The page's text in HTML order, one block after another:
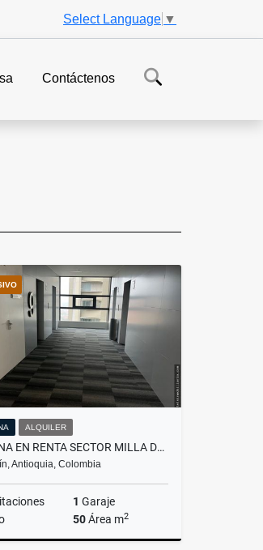
Select Language ▼
Contáctenos
ALQUILER
OFICINA EN RENTA SECTOR MILLA DE ORO
Antioquia, Colombia
1 Garaje
50Área m2